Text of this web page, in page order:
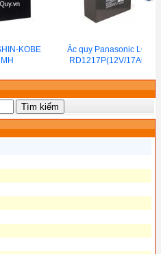
KOBE
Ắc quy Panasonic LC-
RD1217P(12V/17Ah)